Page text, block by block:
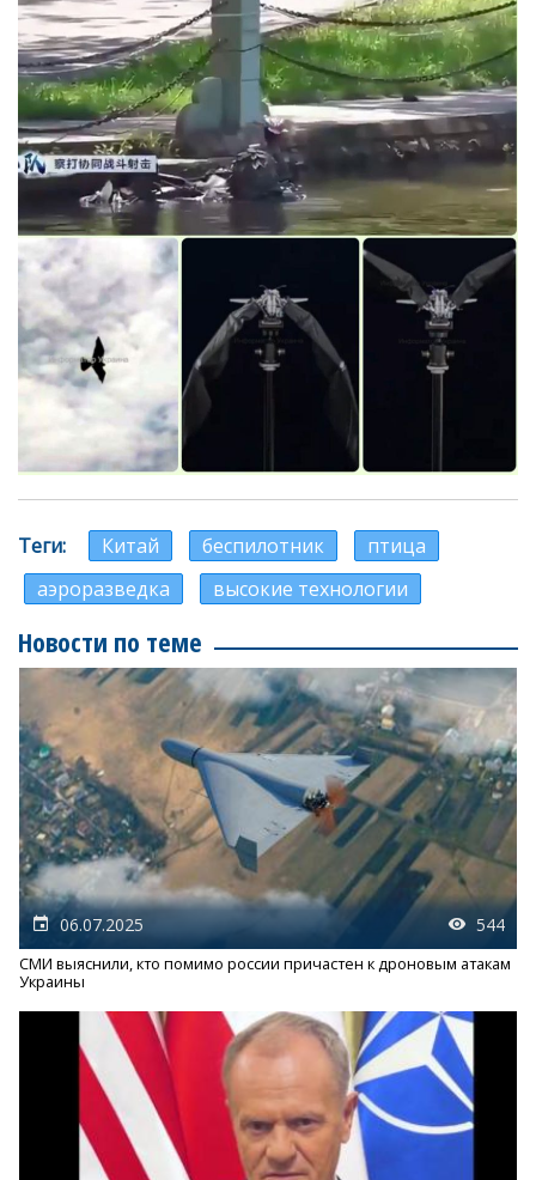
Теги Китай беспилотник
птица
аэроразведка
высокие технологии
Новости по теме
06.07.2025 544
СМИ выяснили, кто помимо россии причастен к дроновым атакам
Украины